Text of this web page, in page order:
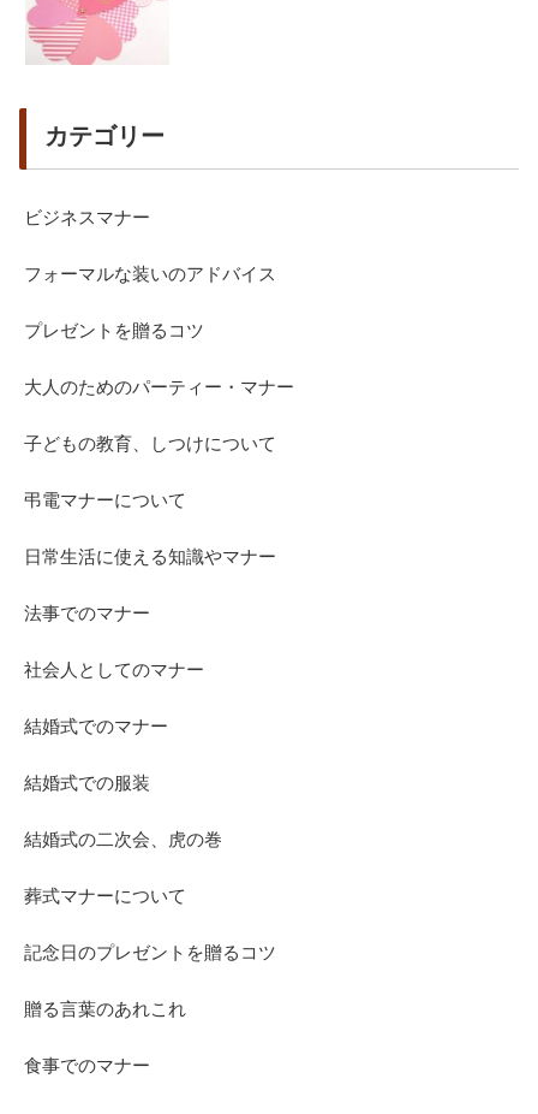
カテゴリー
ビジネスマナー
フォーマルな装いのアドバイス
プレゼントを贈るコツ
大人のためのパーティー・マナー
子どもの教育、しつけについて
弔電マナーについて
日常生活に使える知識やマナー
法事でのマナー
社会人としてのマナー
結婚式でのマナー
結婚式での服装
結婚式の二次会、虎の巻
葬式マナーについて
記念日のプレゼントを贈るコツ
贈る言葉のあれこれ
食事でのマナー